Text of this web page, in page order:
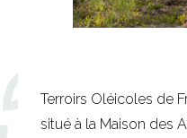
Terroirs Oléicoles de
situé à la Maison des